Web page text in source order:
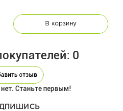
В корзину
0
отзыв
Станьте первым!